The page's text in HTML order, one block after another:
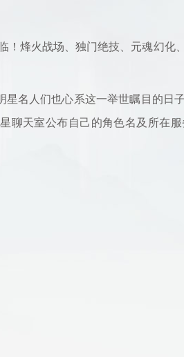
烽火战场、独门绝技、元魂幻化
人们也心系这一举世瞩目的日子
聊天室公布自己的角色名及所在